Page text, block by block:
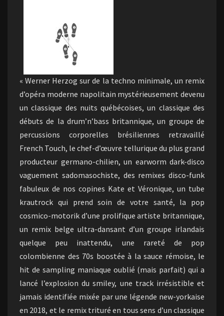
« Werner Herzog sur de la techno minimale, un remix
d’opéra moderne napolitain mystérieusement devenu
un classique des nuits québécoises, un classique des
débuts de la drum’n’bass britannique, un groupe de
percussions corporelles brésiliennes retravaillé
French Touch, le chef-d’œuvre tellurique du plus grand
producteur germano-chilien, un earworm dark-disco
vaguement sadomasochiste, des remixes disco-funk
fabuleux de nos copines Kate et Véronique, un tube
krautrock qui prend soin de votre santé, la pop
cosmico-motorik d’une prolifique artiste britannique,
un remix belge ultra-dansant d’un groupe irlandais
quelque peu inattendu, une rareté de pop
colombienne des 70s boostée à la sauce rémoise, le
hit de sampling maniaque oublié (mais parfait) qui a
lancé l’explosion du smiley, une track irrésistible et
jamais identifiée mixée par une légende new-yorkaise
en 2018, et le remix trituré en tous sens d’un classique